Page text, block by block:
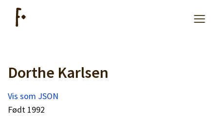
Artikler
Hjelp
Dorthe Karlsen
Vis som JSON
Født 1992